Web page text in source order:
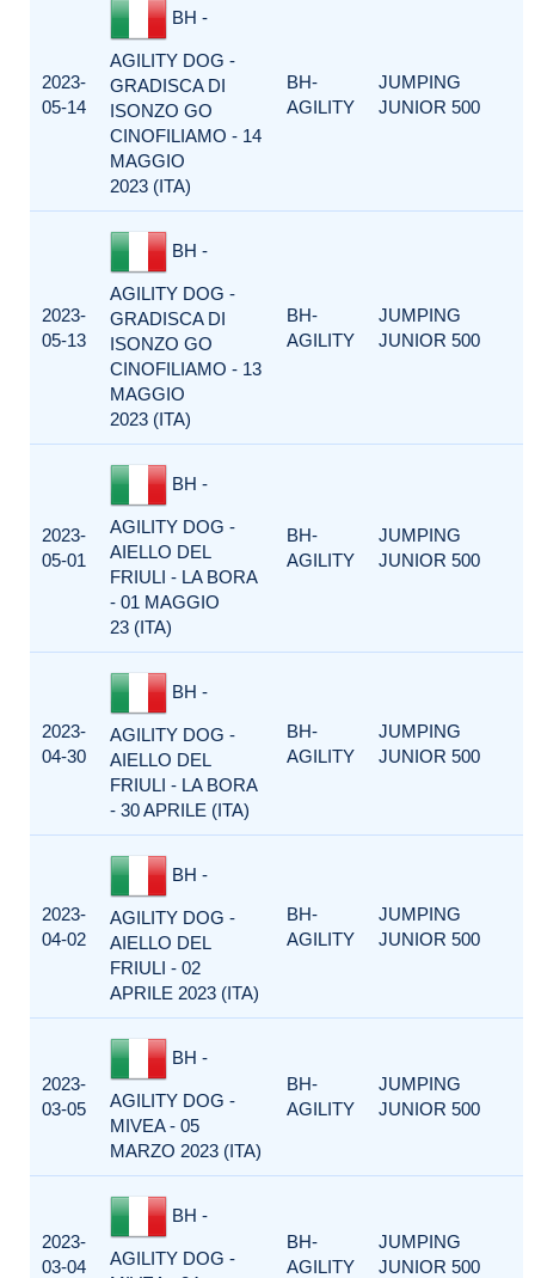
2023-
05-14
BH -
AGILITY DOG -
GRADISCA DI
ISONZO GO
CINOFILIAMO - 14
MAGGIO
2023 (ITA)
BH-
AGILITY
JUMPING
JUNIOR 500
2023-
05-13
BH -
AGILITY DOG -
GRADISCA DI
ISONZO GO
CINOFILIAMO - 13
MAGGIO
2023 (ITA)
BH-
AGILITY
JUMPING
JUNIOR 500
2023-
05-01
BH -
AGILITY DOG -
AIELLO DEL
FRIULI - LA BORA
- 01 MAGGIO
23 (ITA)
BH-
AGILITY
JUMPING
JUNIOR 500
2023-
04-30
BH -
AGILITY DOG -
AIELLO DEL
FRIULI - LA BORA
- 30 APRILE (ITA)
BH-
AGILITY
JUMPING
JUNIOR 500
2023-
04-02
BH -
AGILITY DOG -
AIELLO DEL
FRIULI - 02
APRILE 2023 (ITA)
BH-
AGILITY
JUMPING
JUNIOR 500
2023-
03-05
BH -
AGILITY DOG -
MIVEA - 05
MARZO 2023 (ITA)
BH-
AGILITY
JUMPING
JUNIOR 500
2023-
03-04
BH -
AGILITY DOG -
BH-
AGILITY
JUMPING
JUNIOR 500